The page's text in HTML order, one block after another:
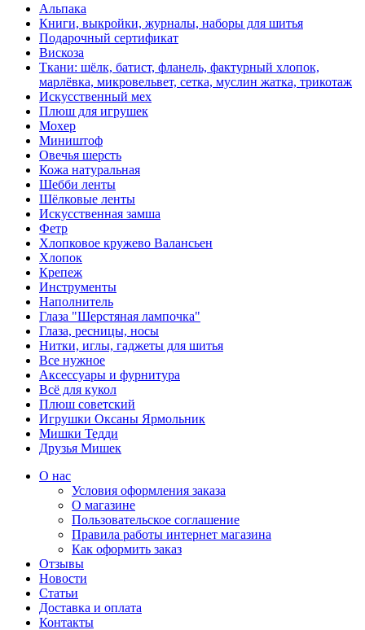
Альпака
Книги, выкройки, журналы, наборы для шитья
Подарочный сертификат
Вискоза
Ткани: шёлк, батист, фланель, фактурный хлопок,
марлёвка, микровельвет, сетка, муслин жатка, трикотаж
Искусственный мех
Плюш для игрушек
Мохер
Миништоф
Овечья шерсть
Кожа натуральная
Шебби ленты
Шёлковые ленты
Искусственная замша
Фетр
Хлопковое кружево Валансьен
Хлопок
Крепеж
Инструменты
Наполнитель
Глаза "Шерстяная лампочка"
Глаза, ресницы, носы
Нитки, иглы, гаджеты для шитья
Все нужное
Аксессуары и фурнитура
Всё для кукол
Плюш советский
Игрушки Оксаны Ярмольник
Мишки Тедди
Друзья Мишек
О нас
Условия оформления заказа
О магазине
Пользовательское соглашение
Правила работы интернет магазина
Как оформить заказ
Отзывы
Новости
Статьи
Доставка и оплата
Контакты